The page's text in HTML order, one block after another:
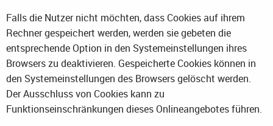
Falls die Nutzer nicht möchten, dass Cookies auf ihrem
Rechner gespeichert werden, werden sie gebeten die
entsprechende Option in den Systemeinstellungen ihres
Browsers zu deaktivieren. Gespeicherte Cookies können in
den Systemeinstellungen des Browsers gelöscht werden.
Der Ausschluss von Cookies kann zu
Funktionseinschränkungen dieses Onlineangebotes führen.